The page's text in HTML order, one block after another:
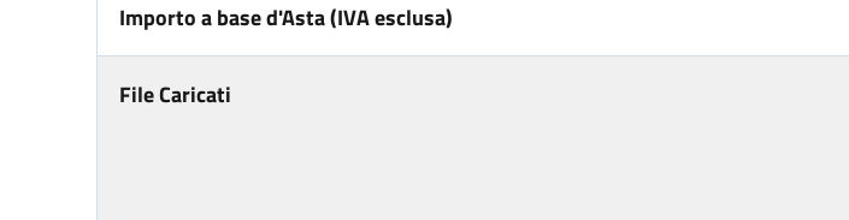
Importo a base d'Asta (IVA esclusa)
File Caricati